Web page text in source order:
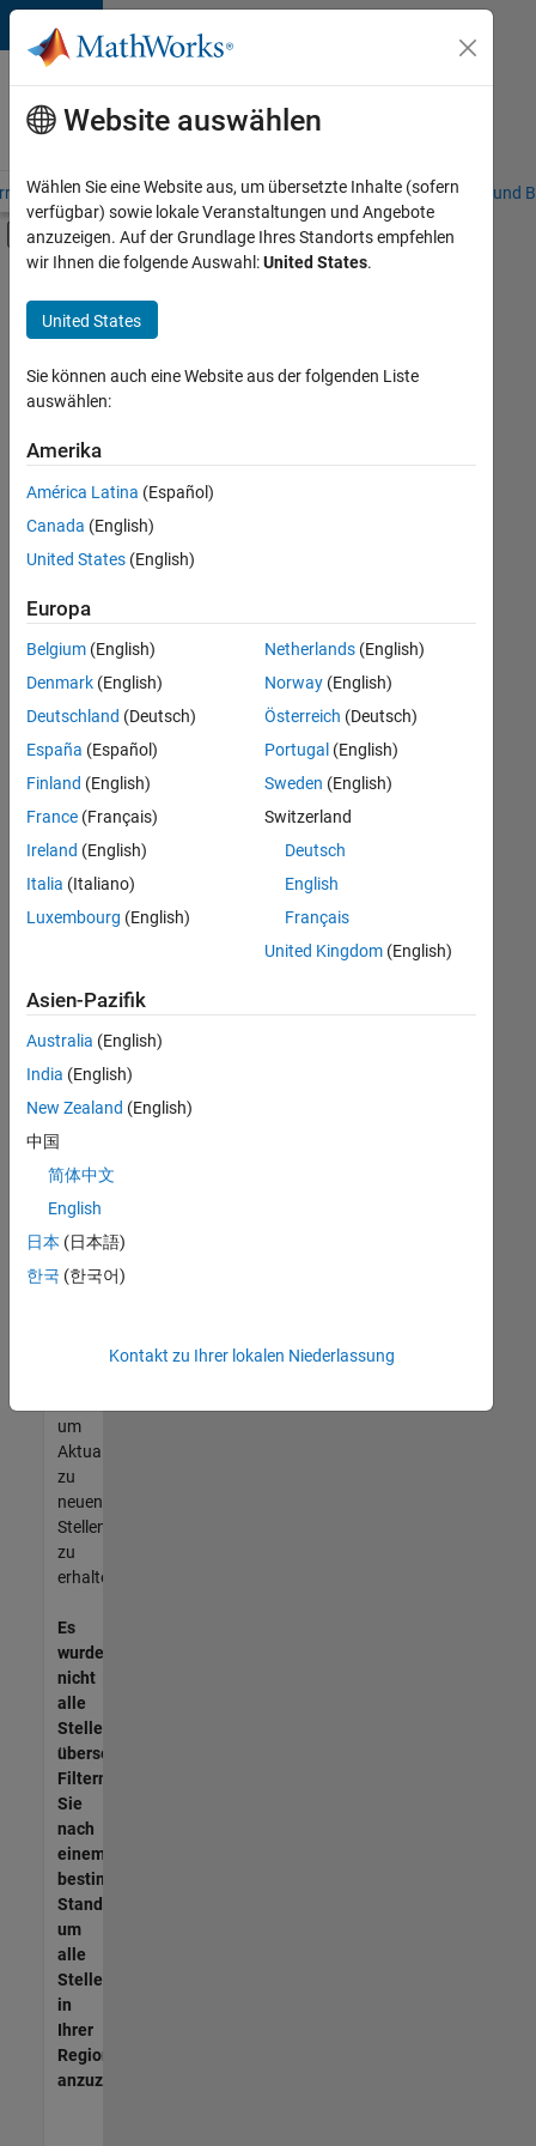
Weiter zum Inhalt
Karriere
bei
MathWorks
– Übersicht Stellensuche Niederlassungen Studierende und
Umschaltung für Off-Canvas-
Hauptinhalt
Information Technology
Commercial Sales
Customer Support
Education Sales
Marketing Communications
Human Resources
+5
Derzeit
es
keine
offenen
Stellen,
Ihren
Suchkriterien
entsprechen.
können
die
Suchkriterien
weiter
fassen
oder
alle
Stellenangebote
anzeigen .
noch
keine
offenen
Stellen
können,
die
Ihren
entsprechen,
werden
unseres
um
Aktualisierungen
zu
neuen
Stellenangeboten
zu
erhalten.
Es
wurden
nicht
alle
Stellen
übersetzt.
Filtern
Sie
nach
einem
bestimmten
Standort,
um
alle
Stellenangebote
in
Ihrer
Region
anzuzeigen.
Website auswählen
Wählen Sie eine Website aus, um übersetzte Inhalte (sofern
verfügbar) sowie lokale Veranstaltungen und Angebote
anzuzeigen. Auf der Grundlage Ihres Standorts empfehlen
wir Ihnen die folgende Auswahl:United States.
United States
Sie können auch eine Website aus der folgenden Liste
auswählen:
Amerika
América Latina (Español)
Canada (English)
United States (English)
Europa
Belgium (English)
Denmark (English)
Deutschland (Deutsch)
España (Español)
Finland (English)
France (Français)
Ireland (English)
Italia (Italiano)
Luxembourg (English)
Netherlands(English)
Norway(English)
Österreich (Deutsch)
Portugal (English)
Sweden (English)
Switzerland
Deutsch
English
Français
United Kingdom(English)
Asien-Pazifik
Australia (English)
India (English)
New Zealand (English)
中国
简体中文
English
日本 (日本語)
한국 (한국어)
Kontakt zu Ihrer lokalen Niederlassung